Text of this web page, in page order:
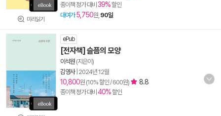
미리읽기
종이책 정가 대비 39%할인
대여가 5,750원, 90일
ePub
[전자책] 슬픔의 모양
이석원 (지은이)
김영사| 2024년 12월
10,800원 (10% 할인 / 600원) 8.8
종이책 정가 대비 40%할인